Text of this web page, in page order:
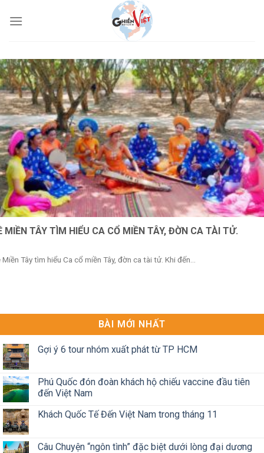
MIỀN TÂY TÌM HIỂU CA CỔ MIỀN TÂY, ĐỜN CA TÀI TỬ.
Miền Tây tìm hiểu Ca cổ miền Tây, đờn ca tài tử. Khi đến...
BÀI MỚI NHẤT
Gợi ý 6 tour nhóm xuất phát từ TP HCM
Phú Quốc đón đoàn khách hộ chiếu vaccine đầu tiên
đến Việt Nam
Khách Quốc Tế Đến Việt Nam trong tháng 11
Câu Chuyện “ngôn tình” đặc biệt dưới lòng đại dương